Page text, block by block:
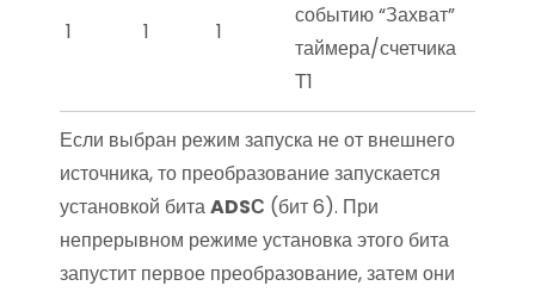
1 1 1
событию “Захват”
таймера/счетчика
Т1
Если выбран режим запуска не от внешнего
источника, то преобразование запускается
установкой битаADSС (бит 6). При
непрерывном режиме установка этого бита
запустит первое преобразование, затем они